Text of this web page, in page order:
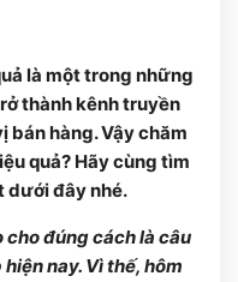
là một trong những
thành kênh truyền
bán hàng. Vậy chăm
quả? Hãy cùng tìm
dưới đây nhé.
cho đúng cách là câu
nay. Vì thế, hôm